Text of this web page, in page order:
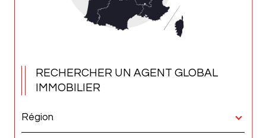
RECHERCHER UN AGENT GLOBAL
IMMOBILIER
Merci
de
Région